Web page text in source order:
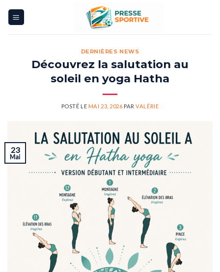
DERNIÈRES NEWS
Découvrez la salutation au
soleil en yoga Hatha
POSTÉ LE MAI 23, 2026 PARVALÉRIE
23
Mai